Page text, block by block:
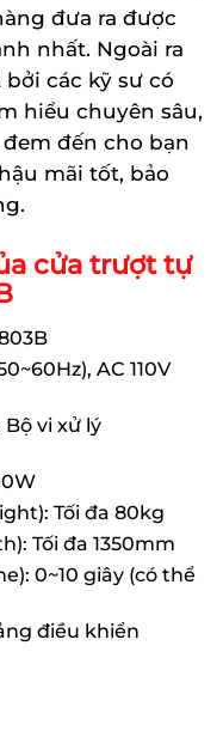
đưa ra được
nhất. Ngoài ra
các kỹ sư có
hiểu chuyên sâu,
đến cho bạn
mãi tốt, bảo
cửa trượt tự
AC 110V
vi xử lý
Tối đa 80kg
Tối đa 1350mm
0~10 giây (có thể
điều khiển